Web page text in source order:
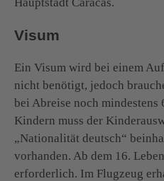
Visum
Ein Visum wird bei einem
nicht benötigt, jedoch
bei Abreise noch
Kindern muss der
„Nationalität deutsch“
vorhanden. Ab dem 16.
erforderlich. Im Flugzeug